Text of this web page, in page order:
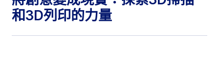
和3D列印的力量